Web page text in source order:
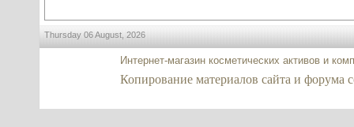
Thursday 06 August, 2026
Интернет-магазин косметических активов и
Копирование материалов сайта и форума